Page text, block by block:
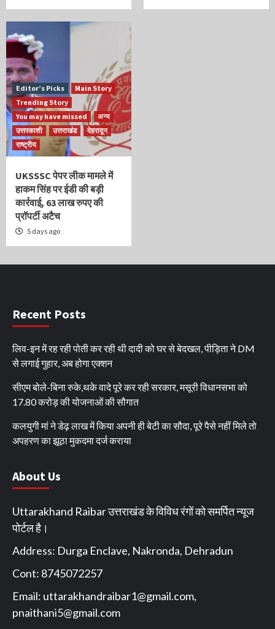
Editor’s Picks
Main Story
Trending Story
You may have missed
अन्य
उत्तरकाशी
उत्तराखंड
देहरादून
राष्ट्रीय
UKSSSC पेपर लीक मामले में
हाकम सिंह पर ईडी की बड़ी
कार्रवाई, 63 लाख रुपए की
प्रॉपर्टी अटैच
5 days ago
Recent Posts
लिव-इन में रह रही पोती कर रही थी दादी को घर से बेदखल, पीड़िता ने DM
से लगाई गुहार, अब होगा एक्शन
सीएम बोले-बिना रुके,थके वादे पूरे कर रही सरकार, मसूरी विधानसभा को
17.80 करोड़ की योजनाओं की सौगात
कलयुगी मां ने डेढ़ लाख में किया अपनी ही बेटी का सौदा, पूरे पैसे नहीं मिले तो
अपहरण का झूठा मुकदमा दर्ज कराया
About Us
Uttarakhand Raibar उत्तराखंड के विविध रंगों को समर्पित न्यूज
पोर्टल है।
Address: Durga Enclave, Nakronda, Dehradun
Cont: 8745072257
Email: uttarakhandraibar1@gmail.com,
pnaithani5@gmail.com